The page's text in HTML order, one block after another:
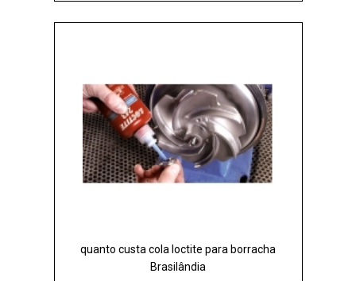
quanto custa cola loctite para borracha
Brasilândia